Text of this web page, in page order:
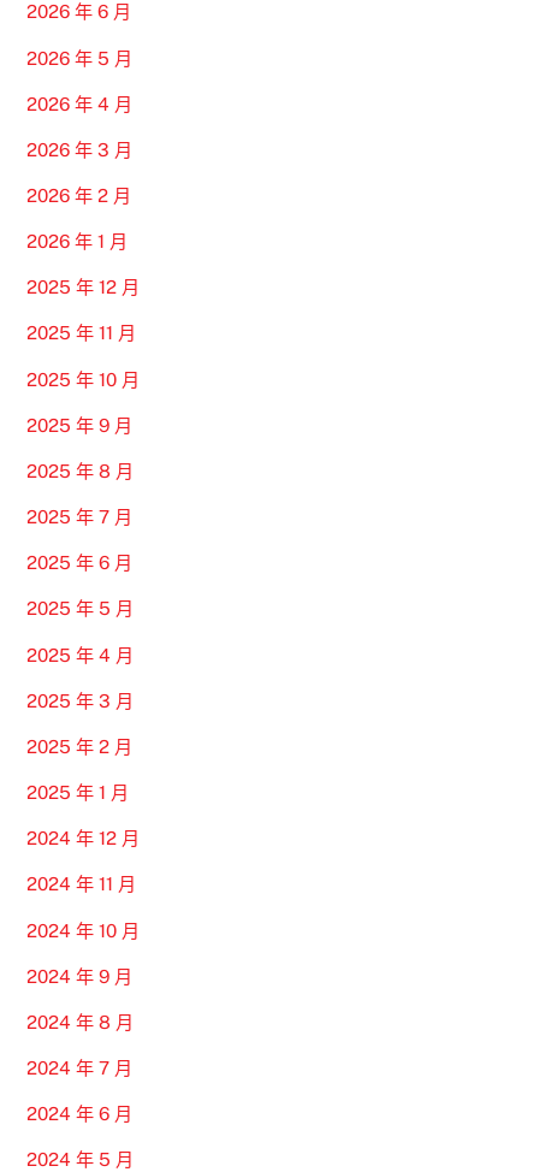
2026 年 6 月
2026 年 5 月
2026 年 4 月
2026 年 3 月
2026 年 2 月
2026 年 1 月
2025 年 12 月
2025 年 11 月
2025 年 10 月
2025 年 9 月
2025 年 8 月
2025 年 7 月
2025 年 6 月
2025 年 5 月
2025 年 4 月
2025 年 3 月
2025 年 2 月
2025 年 1 月
2024 年 12 月
2024 年 11 月
2024 年 10 月
2024 年 9 月
2024 年 8 月
2024 年 7 月
2024 年 6 月
2024 年 5 月